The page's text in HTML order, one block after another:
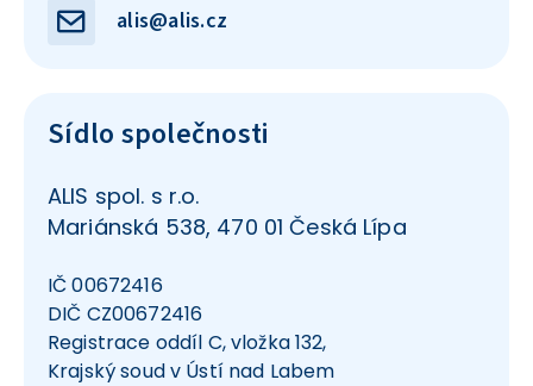
alis@alis.cz
Sídlo společnosti
ALIS spol. s r.o.
Mariánská 538, 470 01 Česká Lípa
IČ 00672416
DIČ CZ00672416
Registrace oddíl C, vložka 132,
Krajský soud v Ústí nad Labem